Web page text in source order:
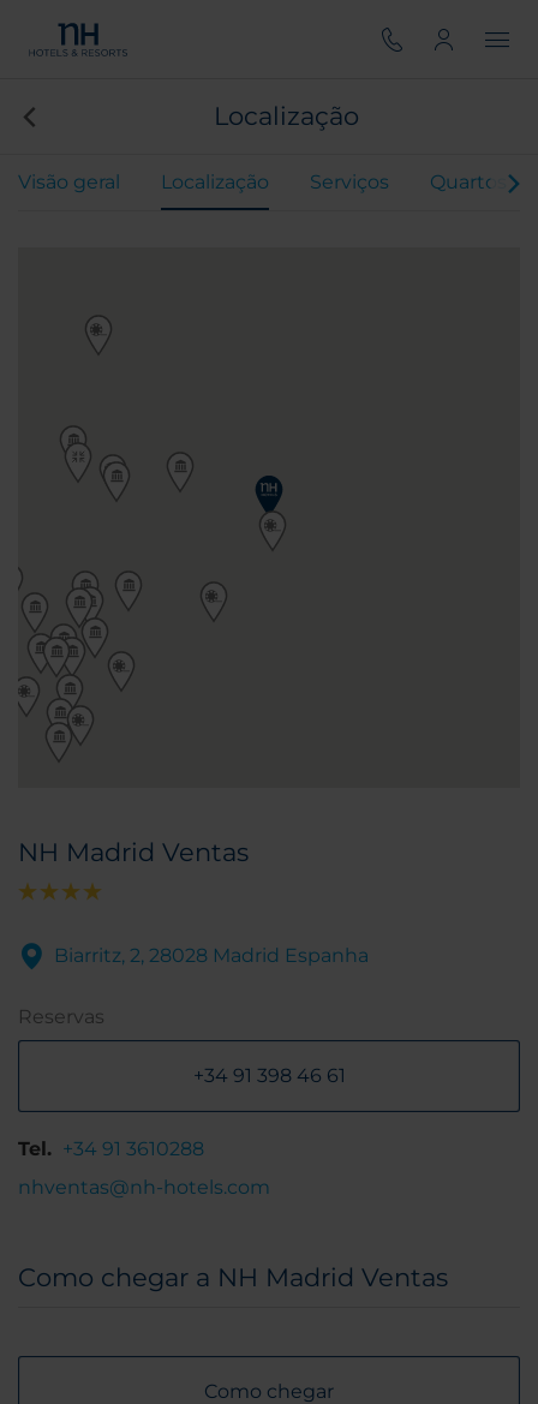
Localização
Visão geral Localização Serviços Quartos
NH Madrid Ventas
Biarritz, 2, 28028 Madrid Espanha
Reservas
+34 91 398 46 61
Tel. +34 91 3610288
nhventas@nh-hotels.com
Como chegar a NH Madrid Ventas
Como chegar